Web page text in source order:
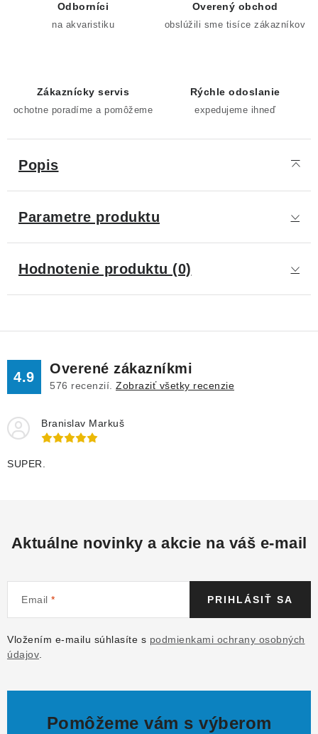
Odborníci
na akvaristiku
Overený obchod
obslúžili sme tisíce zákazníkov
Zákaznícky servis
ochotne poradíme a pomôžeme
Rýchle odoslanie
expedujeme ihneď
Popis
Parametre produktu
Hodnotenie produktu (0)
4.9
Overené zákazníkmi
576 recenzií. Zobraziť všetky recenzie
Branislav Markuš
SUPER.
Aktuálne novinky a akcie na váš e-mail
Email
Vložením e-mailu súhlasíte s podmienkami ochrany osobných
údajov
PRIHLÁSIŤ SA
Pomôžeme vám s výberom